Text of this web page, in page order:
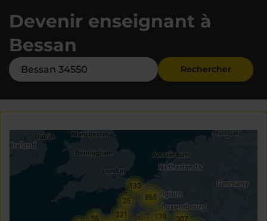
Devenir enseignant à
Bessan
Rechercher